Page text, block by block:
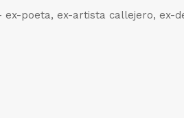
poeta, ex-artista callejero, ex-